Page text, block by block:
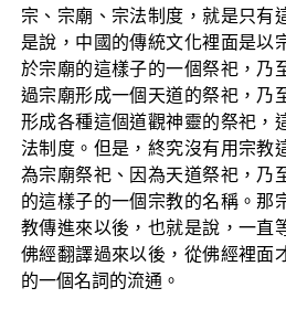
宗、宗廟、宗法制度，就是只有
是說，中國的傳統文化裡面是以
於宗廟的這樣子的一個祭祀，乃
過宗廟形成一個天道的祭祀，乃
形成各種這個道觀神靈的祭祀，
法制度。但是，終究沒有用宗教
為宗廟祭祀、因為天道祭祀，乃
的這樣子的一個宗教的名稱。那
教傳進來以後，也就是說，一直
佛經翻譯過來以後，從佛經裡面
的一個名詞的流通。